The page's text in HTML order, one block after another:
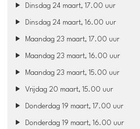
Dinsdag 24 maart, 17.00 uur
Dinsdag 24 maart, 16.00 uur
Maandag 23 maart, 17.00 uur
Maandag 23 maart, 16.00 uur
Maandag 23 maart, 15.00 uur
Vrijdag 20 maart, 15.00 uur
Donderdag 19 maart, 17.00 uur
Donderdag 19 maart, 16.00 uur